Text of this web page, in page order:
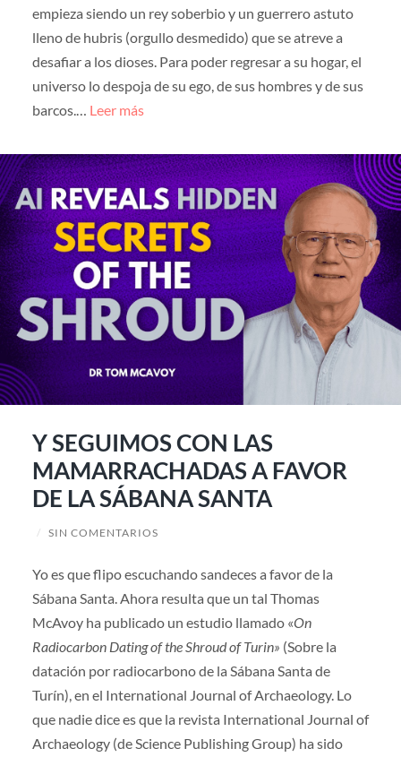
empieza siendo un rey soberbio y un guerrero astuto
lleno de hubris (orgullo desmedido) que se atreve a
desafiar a los dioses. Para poder regresar a su hogar, el
universo lo despoja de su ego, de sus hombres y de sus
barcos.… Leer más
Y SEGUIMOS CON LAS
MAMARRACHADAS A FAVOR
DE LA SÁBANA SANTA
/ SIN COMENTARIOS
Yo es que flipo escuchando sandeces a favor de la
Sábana Santa. Ahora resulta que un tal Thomas
McAvoy ha publicado un estudio llamado «On
Radiocarbon Dating of the Shroud of Turin» (Sobre la
datación por radiocarbono de la Sábana Santa de
Turín), en el International Journal of Archaeology. Lo
que nadie dice es que la revista International Journal of
Archaeology (de Science Publishing Group) ha sido